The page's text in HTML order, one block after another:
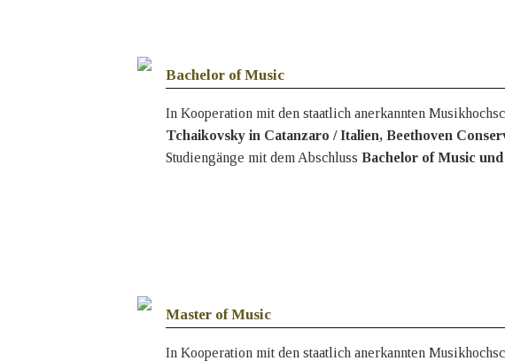
Bachelor of Music
In Kooperation mit den staatlich anerkannten
Tchaikovsky in Catanzaro / Italien, Beethoven
Studiengänge mit dem Abschluss Bachelor of Music
Master of Music
In Kooperation mit den staatlich anerkannten